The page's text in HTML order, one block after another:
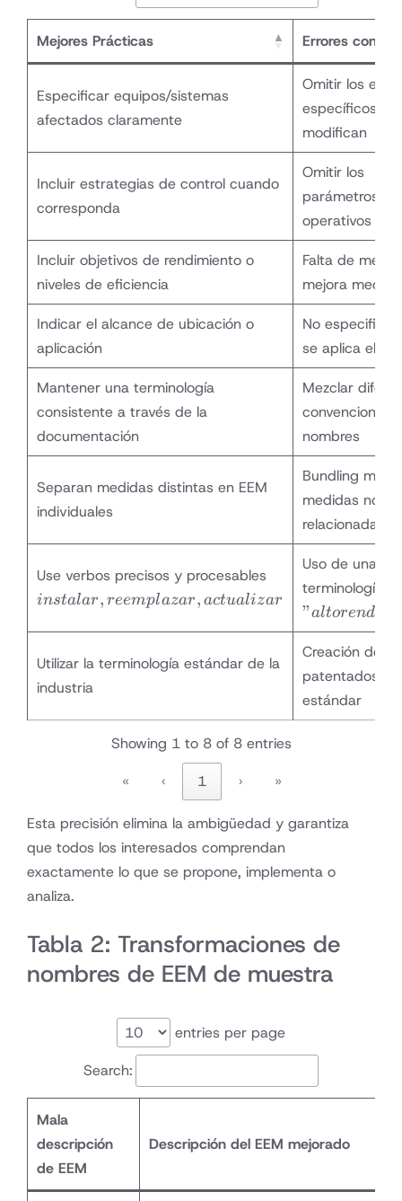
Mejores Prácticas Errores
Especificar equipos/sistemas
afectados claramente
Omitir los
específicos
modifican
Incluir estrategias de control cuando
corresponda
Omitir los
parámetros
operativos
Incluir objetivos de rendimiento o
niveles de eficiencia
Falta de
mejora
Indicar el alcance de ubicación o
aplicación
No
se aplica el
Mantener una terminología
consistente a través de la
documentación
Mezclar
convenciones
nombres
Separan medidas distintas en EEM
individuales
Bundling
medidas no
relacionadas
Use verbos precisos y procesables instalar,
reemplazar,
actualizar
instalar, reemplazar, actualizar
Uso de una
terminología
"altorend
Utilizar la terminología estándar de la
industria
Creación de
patentados o
estándar
Showing 1 to 8 of 8 entries
«
‹ 1 › »
Esta precisión elimina la ambigüedad y garantiza
que todos los interesados comprendan
exactamente lo que se propone, implementa o
analiza.
Tabla 2: Transformaciones de
nombres de EEM de muestra
entries per page
Search:
Mala
descripción
de EEM
Descripción del EEM mejorado